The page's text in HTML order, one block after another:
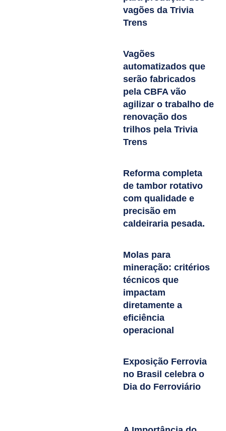
vagões da Trivia
Trens
Vagões
automatizados que
serão fabricados
pela CBFA vão
agilizar o trabalho de
renovação dos
trilhos pela Trivia
Trens
Reforma completa
de tambor rotativo
com qualidade e
precisão em
caldeiraria pesada.
Molas para
mineração: critérios
técnicos que
impactam
diretamente a
eficiência
operacional
Exposição Ferrovia
no Brasil celebra o
Dia do Ferroviário